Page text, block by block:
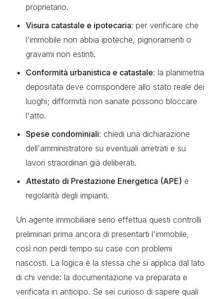
proprietario.
Visura catastale e ipotecaria: per verificare che
l'immobile non abbia ipoteche, pignoramenti o
gravami non estinti.
Conformità urbanistica e catastale: la planimetria
depositata deve corrispondere allo stato reale dei
luoghi; difformità non sanate possono bloccare
l'atto.
Spese condominiali: chiedi una dichiarazione
dell'amministratore su eventuali arretrati e su
lavori straordinari già deliberati.
Attestato di Prestazione Energetica (APE) e
regolarità degli impianti.
Un agente immobiliare serio effettua questi controlli
preliminari prima ancora di presentarti l'immobile,
così non perdi tempo su case con problemi
nascosti. La logica è la stessa che si applica dal lato
di chi vende: la documentazione va preparata e
verificata in anticipo. Se sei curioso di sapere quali